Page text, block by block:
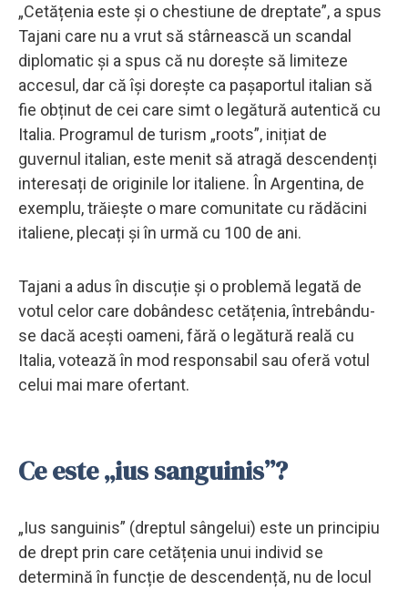
„Cetățenia este și o chestiune de dreptate”, a spus
Tajani care nu a vrut să stârnească un scandal
diplomatic și a spus că nu dorește să limiteze
accesul, dar că își dorește ca pașaportul italian să
fie obținut de cei care simt o legătură autentică cu
Italia. Programul de turism „roots”, inițiat de
guvernul italian, este menit să atragă descendenți
interesați de originile lor italiene. În Argentina, de
exemplu, trăiește o mare comunitate cu rădăcini
italiene, plecați și în urmă cu 100 de ani.
Tajani a adus în discuție și o problemă legată de
votul celor care dobândesc cetățenia, întrebându-
se dacă acești oameni, fără o legătură reală cu
Italia, votează în mod responsabil sau oferă votul
celui mai mare ofertant.
Ce este „ius sanguinis”?
„Ius sanguinis” (dreptul sângelui) este un principiu
de drept prin care cetățenia unui individ se
determină în funcție de descendență, nu de locul